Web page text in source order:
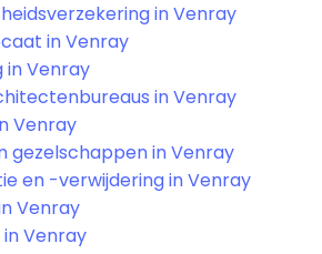
in Venray
in Venray
in Venray
in Venray
Venray
gezelschappen in Venray
en -verwijdering in Venray
Venray
Venray